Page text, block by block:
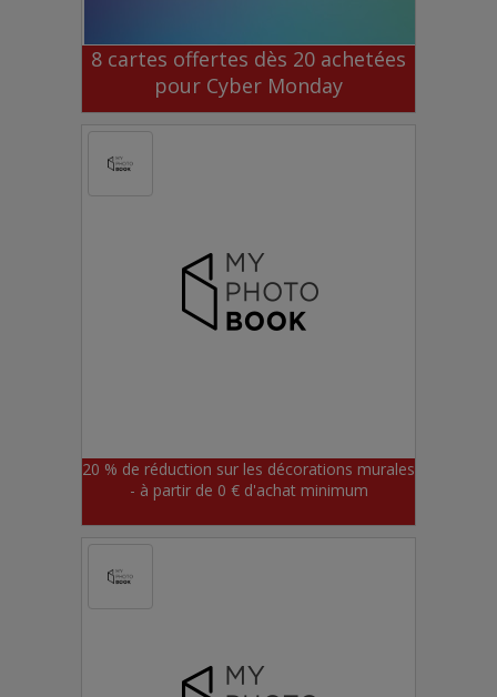
8 cartes offertes dès 20 achetées
pour Cyber Monday
20 % de réduction sur les décorations murales
- à partir de 0 € d'achat minimum